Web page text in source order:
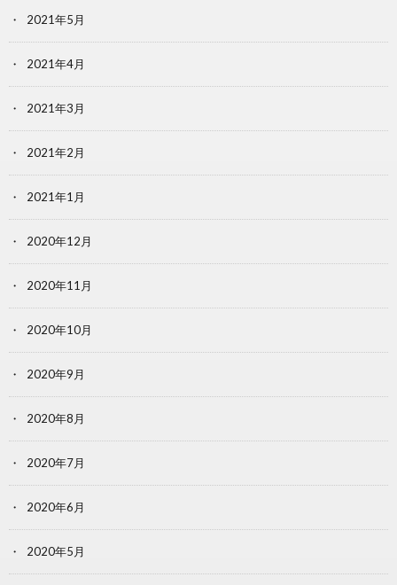
2021年5月
2021年4月
2021年3月
2021年2月
2021年1月
2020年12月
2020年11月
2020年10月
2020年9月
2020年8月
2020年7月
2020年6月
2020年5月